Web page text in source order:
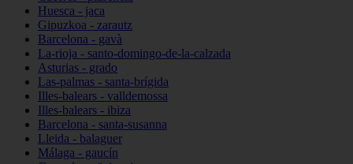
Huesca - jaca
Gipuzkoa - zarautz
Barcelona - gavà
La-rioja - santo-domingo-de-la-calzada
Asturias - grado
Las-palmas - santa-brígida
Illes-balears - valldemossa
Illes-balears - ibiza
Barcelona - santa-susanna
Lleida - balaguer
Málaga - gaucín